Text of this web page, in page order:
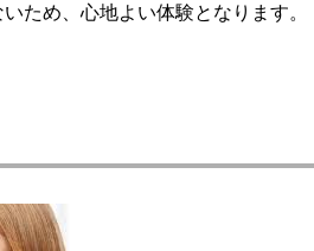
ため、心地よい体験となります。